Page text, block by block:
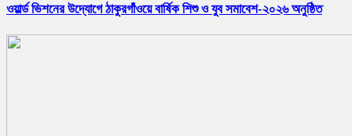
ওয়ার্ল্ড ভিশনের উদ্যোগে ঠাকুরগাঁওয়ে বার্ষিক শিশু ও যুব সমাবেশ-২০২৬ অনুষ্ঠিত